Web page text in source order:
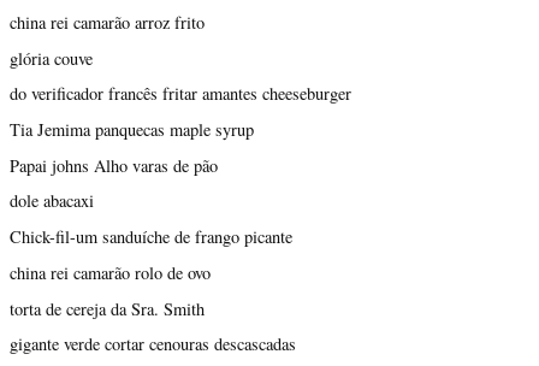
china rei camarão arroz frito
glória couve
do verificador francês fritar amantes cheeseburger
Tia Jemima panquecas maple syrup
Papai johns Alho varas de pão
dole abacaxi
Chick-fil-um sanduíche de frango picante
china rei camarão rolo de ovo
torta de cereja da Sra. Smith
gigante verde cortar cenouras descascadas